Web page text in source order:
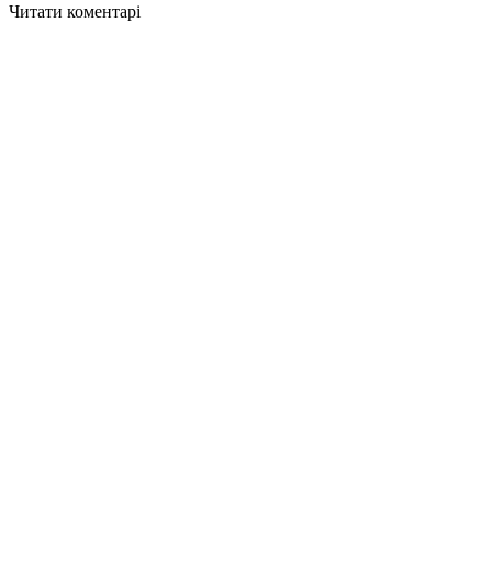
Читати коментарі